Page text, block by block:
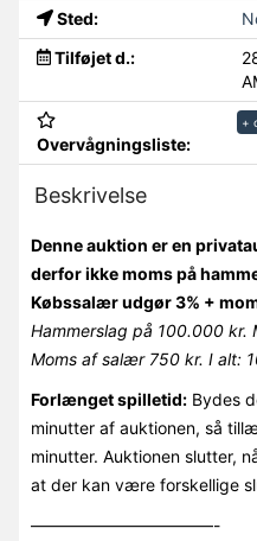
Sted:
Tilføjet d.:
Overvågningsliste:
+
Beskrivelse
Denne auktion er en
derfor ikke moms på
Købssalær udgør 3% +
Hammerslag på 100.000 kr.
Moms af salær 750 kr. I alt:
Forlænget spilletid:Bydes
minutter af auktionen, så
minutter. Auktionen slutter,
at der kan være forskellige
———————————-